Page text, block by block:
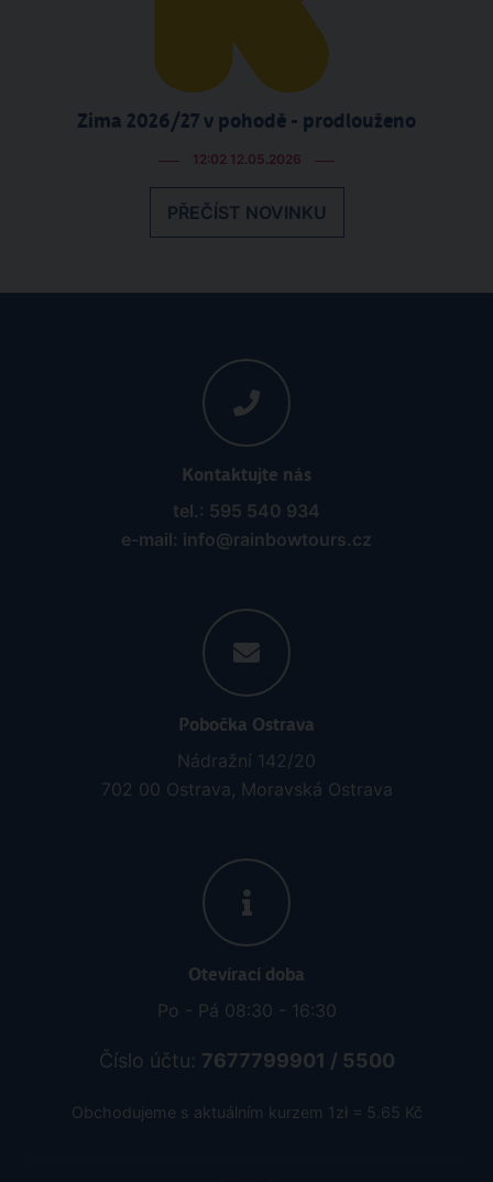
Zima 2026/27 v pohodě - prodlouženo
12:02 12.05.2026
PŘEČÍST NOVINKU
Kontaktujte nás
tel.: 595 540 934
e-mail: info@rainbowtours.cz
Pobočka Ostrava
Nádražní 142/20
702 00 Ostrava, Moravská Ostrava
Otevírací doba
Po - Pá 08:30 - 16:30
Číslo účtu: 7677799901 / 5500
Obchodujeme s aktuálním kurzem 1zł = 5.65 Kč